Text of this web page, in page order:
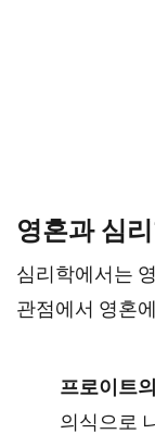
영혼과 심
심리학에서는
관점에서 영혼
프로이트
의식으로